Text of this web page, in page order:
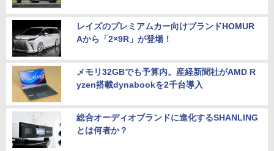
レイズのプレミアムカー向けブランドHOMUR
Aから「2×9R」が登場！
メモリ32GBでも予算内。産経新聞社がAMD R
yzen搭載dynabookを2千台導入
総合オーディオブランドに進化するSHANLING
とは何者か？